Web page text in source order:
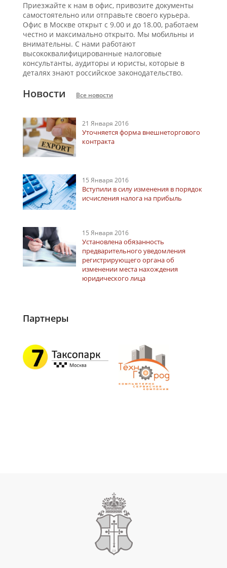
Приезжайте к нам в офис, привозите документы
самостоятельно или отправьте своего курьера.
Офис в Москве открыт с 9.00 и до 18.00, работаем
честно и максимально открыто. Мы мобильны и
внимательны. С нами работают
высококвалифицированные налоговые
консультанты, аудиторы и юристы, которые в
деталях знают российское законодательство.
Новости Все новости
21 Января 2016
Уточняется форма внешнеторгового
контракта
15 Января 2016
Вступили в силу изменения в порядок
исчисления налога на прибыль
15 Января 2016
Установлена обязанность
предварительного уведомления
регистрирующего органа об
изменении места нахождения
юридического лица
Партнеры